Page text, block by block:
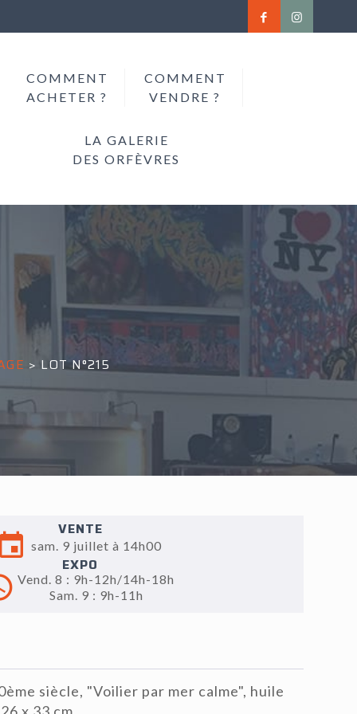
COMMENT
ACHETER ?
COMMENT
VENDRE ?
LA GALERIE
DES ORFÈVRES
> LOT N°215
VENTE
sam. 9 juillet à 14h00
EXPO
Vend. 8 : 9h-12h/14h-18h
Sam. 9 : 9h-11h
siècle, "Voilier par mer calme", huile